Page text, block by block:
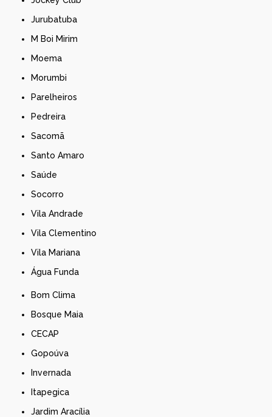
Jurubatuba
M Boi Mirim
Moema
Morumbi
Parelheiros
Pedreira
Sacomã
Santo Amaro
Saúde
Socorro
Vila Andrade
Vila Clementino
Vila Mariana
Água Funda
Bom Clima
Bosque Maia
CECAP
Gopoúva
Invernada
Itapegica
Jardim Aracília